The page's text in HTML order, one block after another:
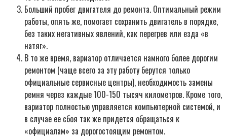
Больший пробег двигателя до ремонта. Оптимальный режим
работы, опять же, помогает сохранить двигатель в порядке,
без таких негативных явлений, как перегрев или езда «в
натяг».
В то же время, вариатор отличается намного более дорогим
ремонтом (чаще всего за эту работу берутся только
официальные сервисные центры), необходимость замены
ремня через каждые 100-150 тысяч километров. Кроме того,
вариатор полностью управляется компьютерной системой, и
в случае ее сбоя так же придется обращаться к
«официалам» за дорогостоящим ремонтом.